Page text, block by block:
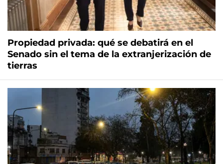
Propiedad privada: qué se debatirá en el
Senado sin el tema de la extranjerización de
tierras